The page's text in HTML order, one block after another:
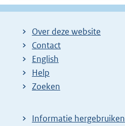
Over deze website
Contact
English
Help
Zoeken
Informatie hergebruiken